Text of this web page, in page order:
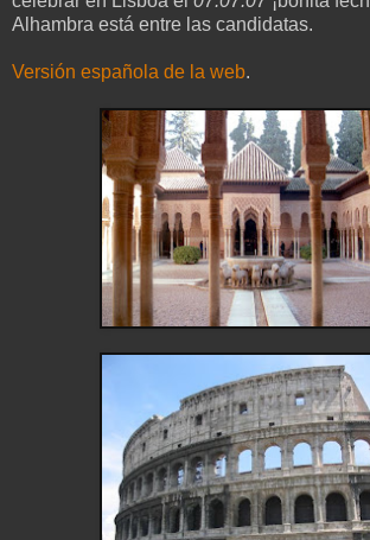
Alhambra está entre las candidatas.
Versión española de la web.